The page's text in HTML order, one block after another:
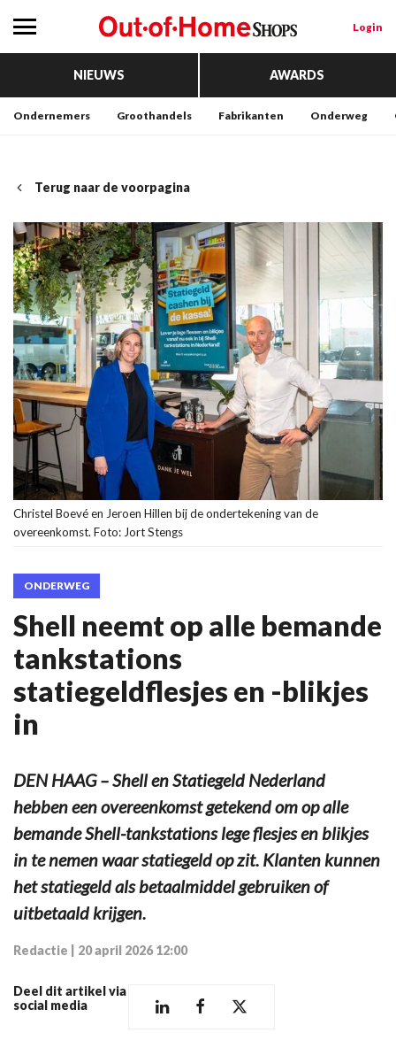
Login
NIEUWS AWARDS
Ondernemers Groothandels Fabrikanten Onderweg
Terug naar de voorpagina
Christel Boevé en Jeroen Hillen bij de ondertekening van de
overeenkomst. Foto: Jort Stengs
ONDERWEG
Shell neemt op alle bemande
tankstations
statiegeldflesjes en -blikjes
in
DEN HAAG – Shell en Statiegeld Nederland
hebben een overeenkomst getekend om op alle
bemande Shell-tankstations lege flesjes en blikjes
in te nemen waar statiegeld op zit. Klanten kunnen
het statiegeld als betaalmiddel gebruiken of
uitbetaald krijgen.
Redactie 20 april 2026 12:00
Deel dit artikel via
social media